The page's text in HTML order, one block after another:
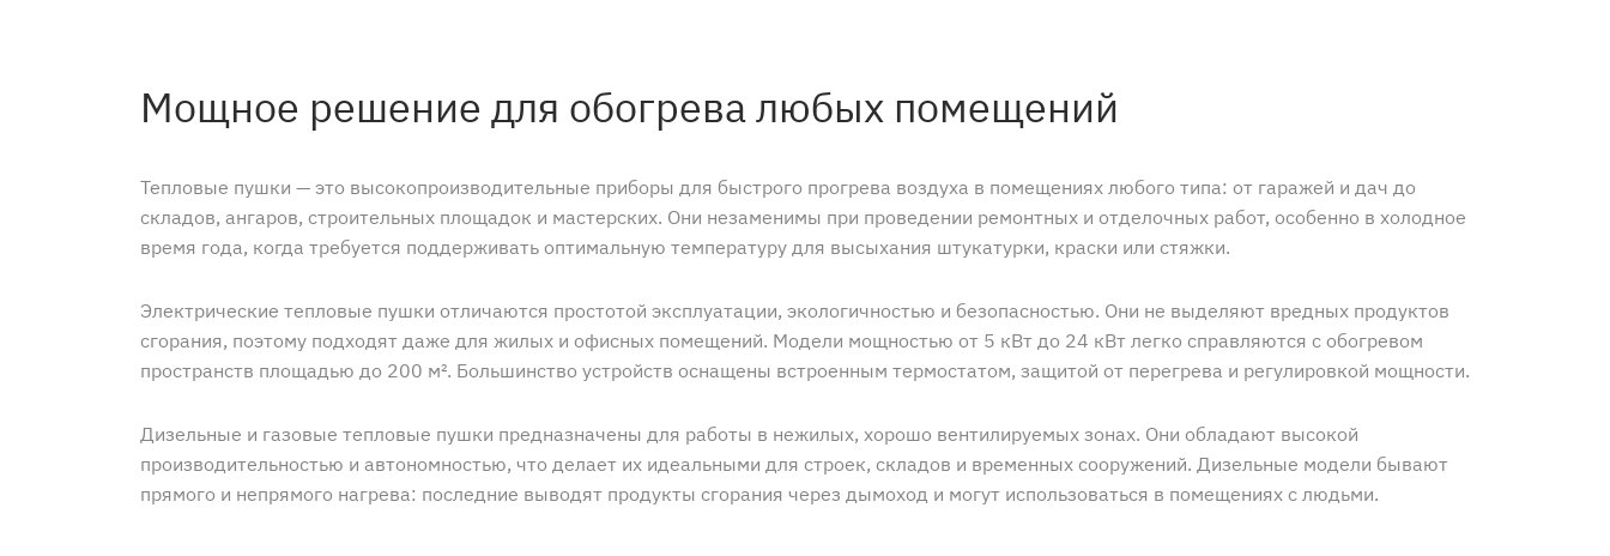
Мощное решение для обогрева любых помещений
Тепловые пушки — это высокопроизводительные приборы для быстрого прогрева воздуха в помещениях любого типа: от гаражей и дач до
складов, ангаров, строительных площадок и мастерских. Они незаменимы при проведении ремонтных и отделочных работ, особенно в холодное
время года, когда требуется поддерживать оптимальную температуру для высыхания штукатурки, краски или стяжки.
Электрические тепловые пушки отличаются простотой эксплуатации, экологичностью и безопасностью. Они не выделяют вредных продуктов
сгорания, поэтому подходят даже для жилых и офисных помещений. Модели мощностью от 5 кВт до 24 кВт легко справляются с обогревом
пространств площадью до 200 м². Большинство устройств оснащены встроенным термостатом, защитой от перегрева и регулировкой мощности.
Дизельные и газовые тепловые пушки предназначены для работы в нежилых, хорошо вентилируемых зонах. Они обладают высокой
производительностью и автономностью, что делает их идеальными для строек, складов и временных сооружений. Дизельные модели бывают
прямого и непрямого нагрева: последние выводят продукты сгорания через дымоход и могут использоваться в помещениях с людьми.